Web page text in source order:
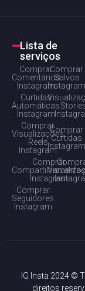
Lista de
serviços
Comprar
Comentários
Instagram
Comprar
Salvos
Instagram
Curtidas
Automáticas
Instagram
Comprar
Visualizações
Reels
Instagram
Comprar
Curtidas
Instagram
Comprar
Compartilhamentos
Instagram
Comprar
Seguidores
Instagram
IG Insta 2024 ©
direitos